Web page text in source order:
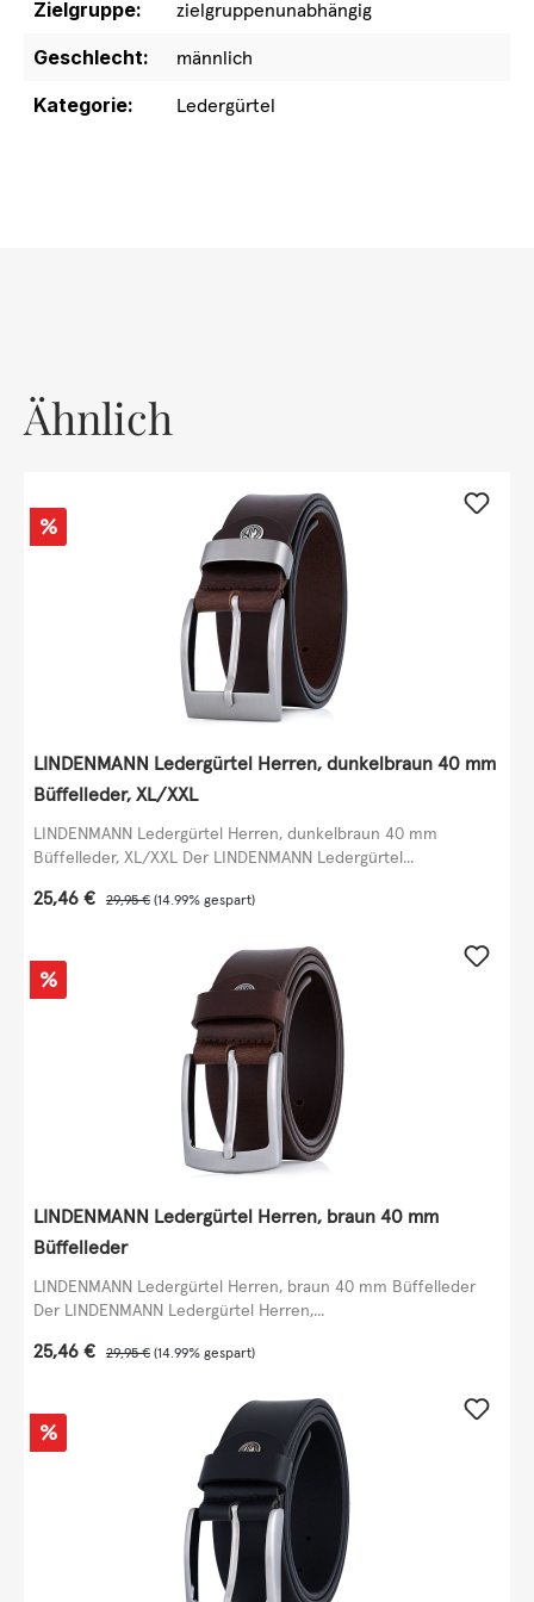
Zielgruppe:
zielgruppenunabhängig
Geschlecht:
männlich
Kategorie:
Ledergürtel
Ähnlich
Rabatt
%
LINDENMANN Ledergürtel Herren, dunkelbraun 40 mm
Büffelleder, XL/XXL
LINDENMANN Ledergürtel Herren, dunkelbraun 40 mm
Büffelleder, XL/XXL Der LINDENMANN Ledergürtel...
Verkaufspreis:
25,46 € Regulärer Preis:
29,95 € (14.99% gespart)
Rabatt
%
LINDENMANN Ledergürtel Herren, braun 40 mm
Büffelleder
LINDENMANN Ledergürtel Herren, braun 40 mm Büffelleder
Der LINDENMANN Ledergürtel Herren,...
Verkaufspreis:
25,46 € Regulärer Preis:
29,95 € (14.99% gespart)
Rabatt
%